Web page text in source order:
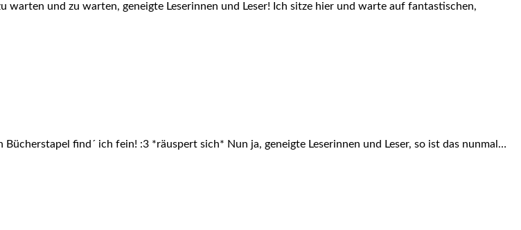
und zu warten, geneigte Leserinnen und Leser! Ich sitze hier und warte auf fantastischen,
find´ ich fein! :3 *räuspert sich* Nun ja, geneigte Leserinnen und Leser, so ist das nunmal…